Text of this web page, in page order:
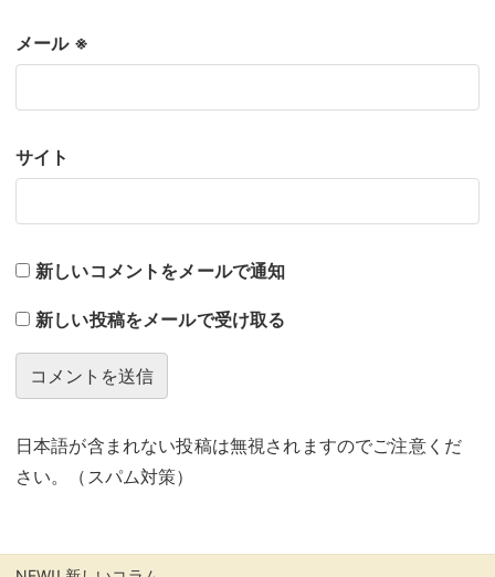
メール ※
サイト
新しいコメントをメールで通知
新しい投稿をメールで受け取る
日本語が含まれない投稿は無視されますのでご注意くだ
さい。（スパム対策）